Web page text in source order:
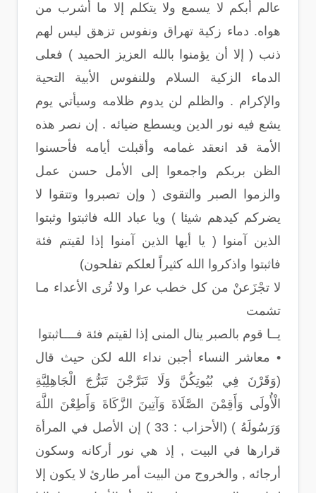
عالم أبكم لا يسمع ولا يتكلم إلا ما أشرب من
هواه. دماء زكية تهراق ونفوس تزهق ليس لهم
ذنب ( إلا أن يؤمنوا بالله العزيز الحميد ) فعلى
الدماء الزكية السلام وللنفوس الأبية التحية
والإكرام . والظلم لن يدوم ظلامه وسيأتي يوم
يشع فيه نور الدين ويسطع ضيائه . إن نصر هذه
الأمة قد انعقد غمامه وأقبلت أيامه فأحسنوا
الظن بربكم واجمعوا إلى الأمل حسن عمل
والزموا الصبر والتقوى ( وإن تصبروا وتتقوا لا
يضركم كيدهم شيئا ) ويا عباد الله فاثبتوا وثبتوا
الذين آمنوا ( يا أيها الذين آمنوا إذا لقيتم فئة
فاثبتوا واذكروا الله كثيراً لعلكم تفلحون)
لا تجْزَعنْ من كل خطب عرا ولا تُرى الأعداء مـا
تشمت
يــا قوم بالصبر ينال المنى إذا لقيتم فئة فــــاثبتوا
• معاشر النساء أجبن نداء الله لكن حيث قال
(وَقَرْنَ فِي بُيُوتِكُنَّ وَلَا تَبَرَّجْنَ تَبَرُّجَ الْجَاهِلِيَّةِ
الْأُولَى وَأَقِمْنَ الصَّلَاةَ وَآتِينَ الزَّكَاةَ وَأَطِعْنَ اللَّهَ
وَرَسُولَهُ ) (الأحزاب : 33 ) إن الأصل في المرأة
قرارها في البيت , إذ هي نور أركانه وسكون
أرجائه , والخروج من البيت أمر طارئ لا يكون إلا